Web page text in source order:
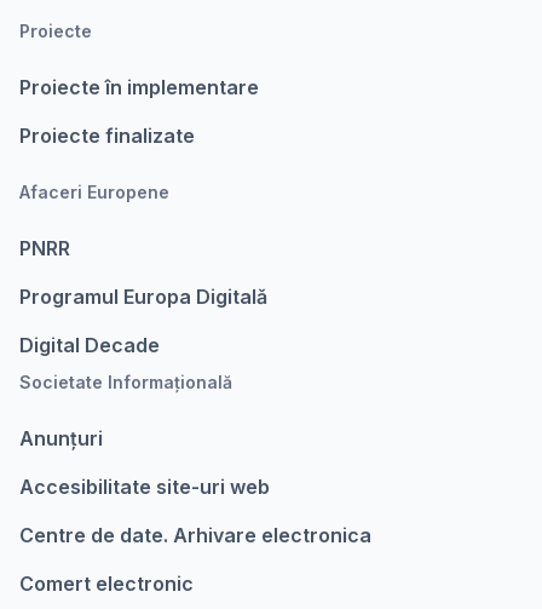
Proiecte
Proiecte în implementare
Proiecte finalizate
Afaceri Europene
PNRR
Programul Europa Digitalǎ
Digital Decade
Societate Informațională
Anunțuri
Accesibilitate site-uri web
Centre de date. Arhivare electronica
Comert electronic